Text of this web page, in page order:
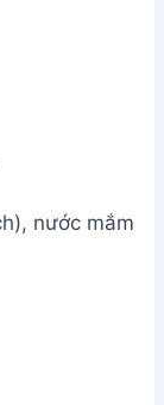
nước mắm